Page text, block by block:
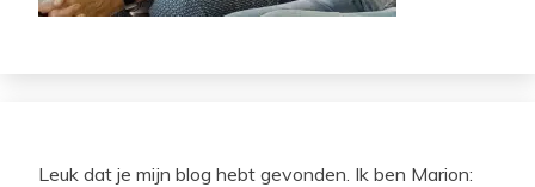
Leuk dat je mijn blog hebt gevonden. Ik ben Marion: